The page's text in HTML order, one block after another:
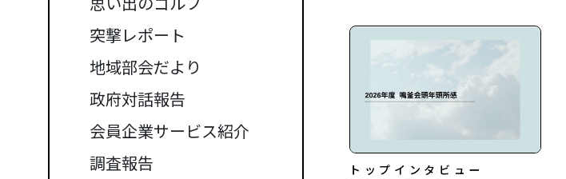
突撃レポート
地域部会だより
政府対話報告
会員企業サービス紹介
調査報告
トップインタビュー